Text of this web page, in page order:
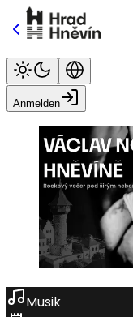
Anmelden
Musik